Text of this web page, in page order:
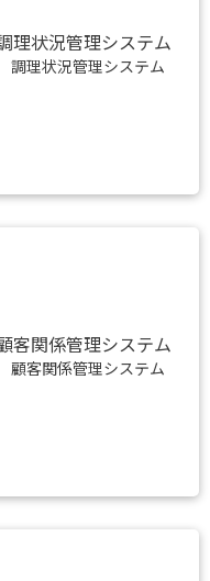
調理状況管理システム
顧客関係管理システム